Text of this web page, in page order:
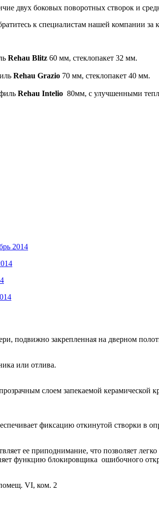
двух боковых поворотных створок и
к специалистам нашей компании за
Rehau Blitz 60 мм, стеклопакет 32 мм.
Rehau Grazio 70 мм, стеклопакет 40 мм.
Rehau Intelio 80мм, с улучшенными
2014
подвижно закрепленная на дверном
или отлива.
слоем запекаемой
фиксацию откинутой створки в
ее приподнимание, что позволяет
функцию блокировщика ошибочного
VI, ком. 2